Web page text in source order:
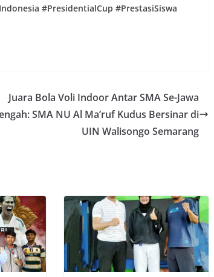
#PresidentialCup #PrestasiSiswa
Juara Bola Voli Indoor Antar SMA Se-Jawa
SMA NU Al Ma’ruf Kudus Bersinar di
UIN Walisongo Semarang